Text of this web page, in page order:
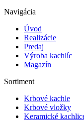
Navigácia
Úvod
Realizácie
Predaj
Výroba kachlíc
Magazín
Sortiment
Krbové kachle
Krbové vložky
Keramické